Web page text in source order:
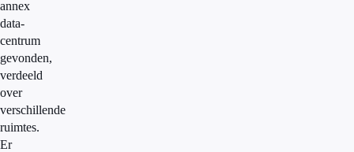
annex
data-
centrum
gevonden,
verdeeld
over
verschillende
ruimtes.
Er